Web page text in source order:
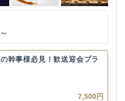
～
幹事様必見！歓送迎会プラ
7,500円